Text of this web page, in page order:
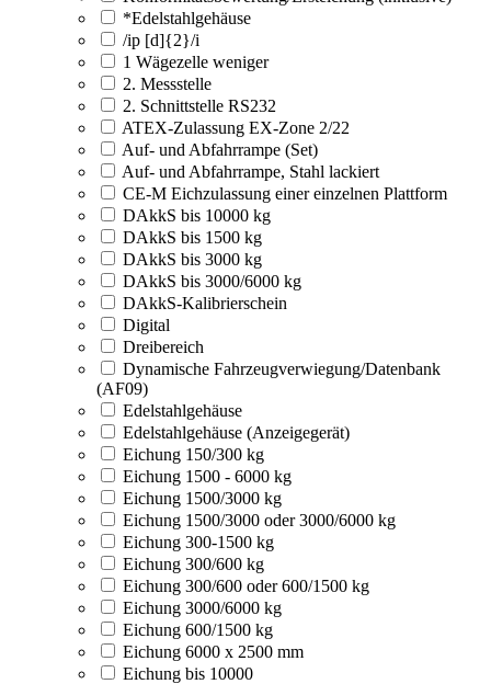
*Edelstahlgehäuse
/ip [d]{2}/i
1 Wägezelle weniger
2. Messstelle
2. Schnittstelle RS232
ATEX-Zulassung EX-Zone 2/22
Auf- und Abfahrrampe (Set)
Auf- und Abfahrrampe, Stahl lackiert
CE-M Eichzulassung einer einzelnen Plattform
DAkkS bis 10000 kg
DAkkS bis 1500 kg
DAkkS bis 3000 kg
DAkkS bis 3000/6000 kg
DAkkS-Kalibrierschein
Digital
Dreibereich
Dynamische Fahrzeugverwiegung/Datenbank
(AF09)
Edelstahlgehäuse
Edelstahlgehäuse (Anzeigegerät)
Eichung 150/300 kg
Eichung 1500 - 6000 kg
Eichung 1500/3000 kg
Eichung 1500/3000 oder 3000/6000 kg
Eichung 300-1500 kg
Eichung 300/600 kg
Eichung 300/600 oder 600/1500 kg
Eichung 3000/6000 kg
Eichung 600/1500 kg
Eichung 6000 x 2500 mm
Eichung bis 10000